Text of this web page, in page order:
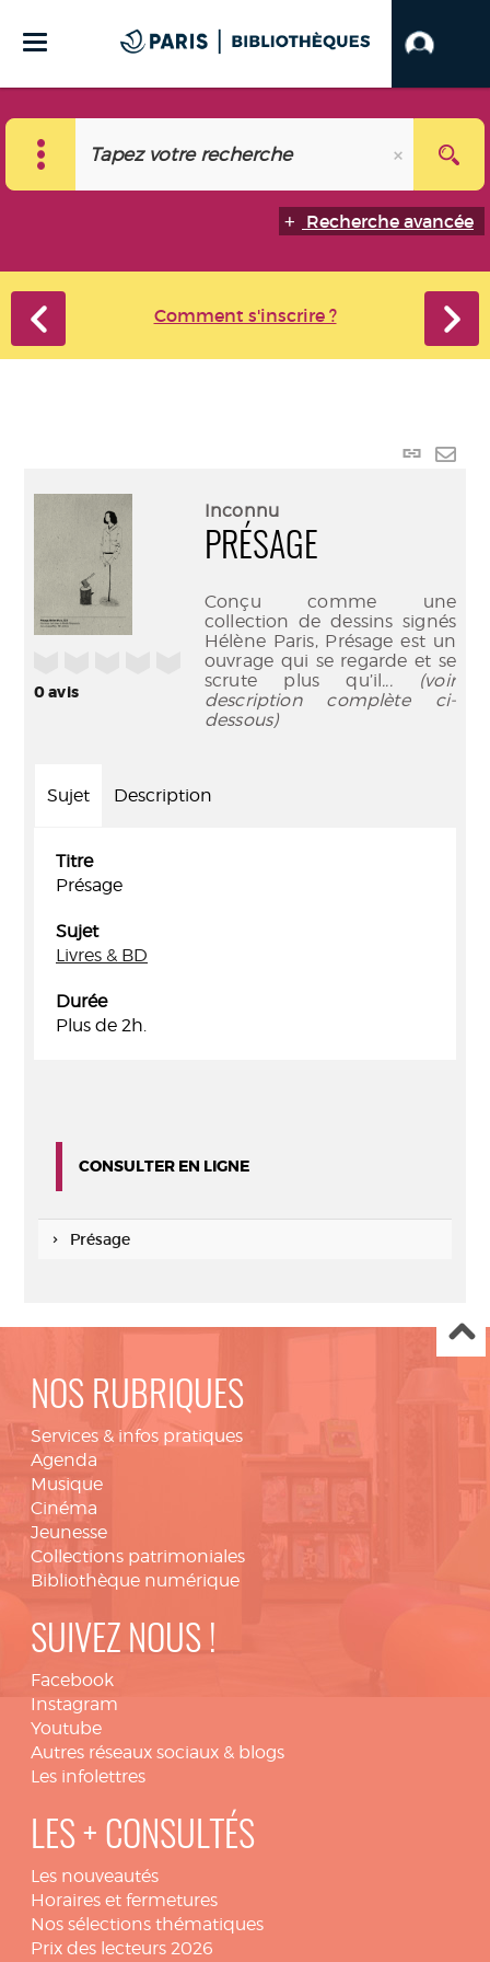
Recherche avancée
Comment s'inscrire ?
Lien
0avis
Inconnu
PRÉSAGE
Conçu comme une
collection de dessins signés
Hélène Paris, Présage est un
ouvrage qui se regarde et se
scrute plus qu’il... (voir
description complète ci-
dessous)
Sujet Description
Titre
Présage
Sujet
Livres & BD
Durée
Plus de 2h.
CONSULTER EN LIGNE
Présage
NOS RUBRIQUES
Services & infos pratiques
Agenda
Musique
Cinéma
Jeunesse
Collections patrimoniales
Bibliothèque numérique
SUIVEZ NOUS !
Facebook
Instagram
Youtube
Autres réseaux sociaux & blogs
Les infolettres
LES + CONSULTÉS
Les nouveautés
Horaires et fermetures
Nos sélections thématiques
Prix des lecteurs 2026